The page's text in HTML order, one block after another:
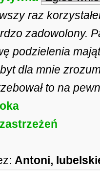
raz
zadowolony.
podzielenia
dla mnie
to na
Antoni,